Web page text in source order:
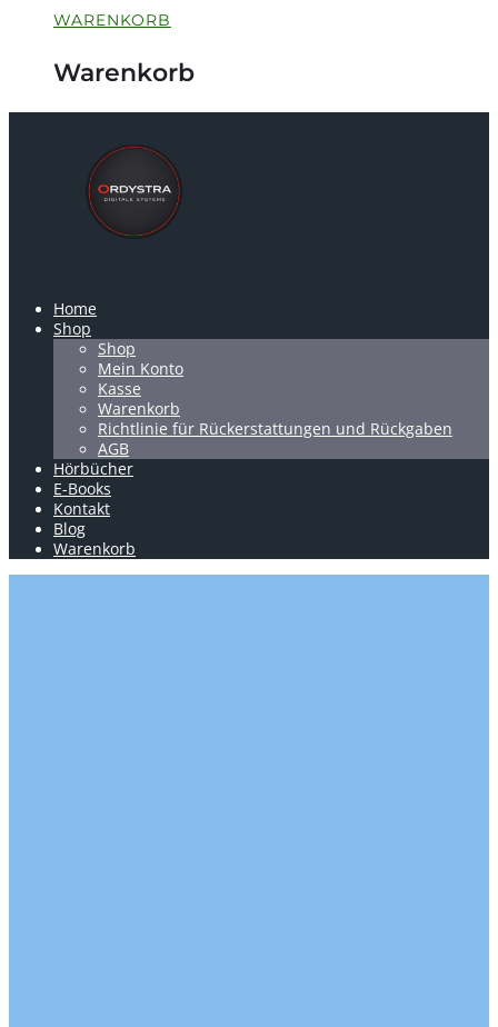
WARENKORB
Warenkorb
Home
Shop
Shop
Mein Konto
Kasse
Warenkorb
Richtlinie für Rückerstattungen und Rückgaben
AGB
Hörbücher
E-Books
Kontakt
Blog
Warenkorb